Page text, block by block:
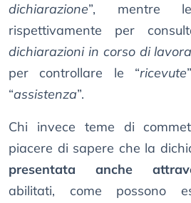
dichiarazione”, mentre
rispettivamente per
dichiarazioni in corso di
per controllare le “ricevute
“assistenza”.
Chi invece teme di
piacere di sapere che la
presentata anche
abilitati, come possono